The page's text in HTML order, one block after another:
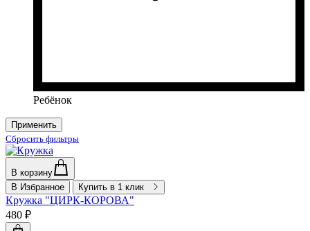
Ребёнок
Применить
Сбросить фильтры
В корзину
В Избранное
Купить в 1 клик
Кружка "ЦИРК-КОРОВА"
480 ₽